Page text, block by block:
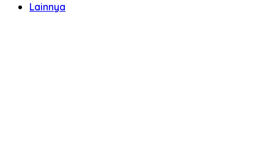
Lainnya